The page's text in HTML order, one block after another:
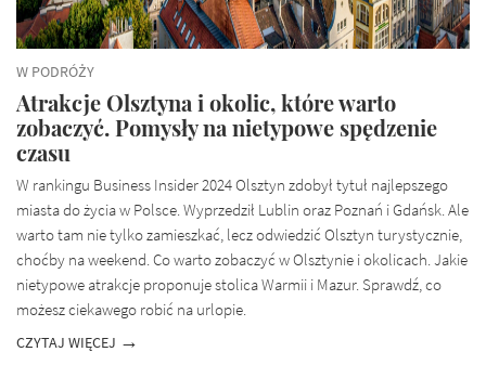
W PODRÓŻY
Atrakcje Olsztyna i okolic, które warto
zobaczyć. Pomysły na nietypowe spędzenie
czasu
W rankingu Business Insider 2024 Olsztyn zdobył tytuł najlepszego
miasta do życia w Polsce. Wyprzedził Lublin oraz Poznań i Gdańsk. Ale
warto tam nie tylko zamieszkać, lecz odwiedzić Olsztyn turystycznie,
choćby na weekend. Co warto zobaczyć w Olsztynie i okolicach. Jakie
nietypowe atrakcje proponuje stolica Warmii i Mazur. Sprawdź, co
możesz ciekawego robić na urlopie.
CZYTAJ WIĘCEJ